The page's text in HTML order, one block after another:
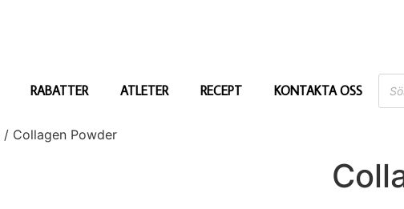
RABATTER ATLETER RECEPT KONTAKTA OSS
/ Collagen Powder